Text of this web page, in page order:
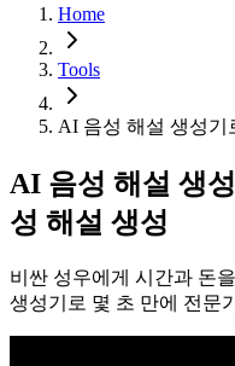
Home
Tools
AI 음성 해설 생성기
AI 음성 해설 생
성 해설 생성
비싼 성우에게 시간과 돈
생성기로 몇 초 만에 전문